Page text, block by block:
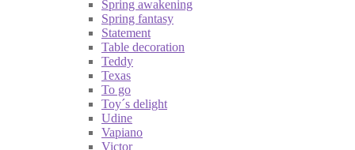
Spring awakening
Spring fantasy
Statement
Table decoration
Teddy
Texas
To go
Toy´s delight
Udine
Vapiano
Victor